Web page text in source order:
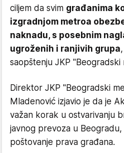
ciljem da svim građanima
izgradnjom metroa
naknadu, s posebnim
ugroženih i ranjivih grupa
saopštenju JKP ''Beogradski
Direktor JKP ''Beogradski
Mladenović izjavio je da je
važan korak u ostvarivanju
javnog prevoza u
poštovanje prava građana.